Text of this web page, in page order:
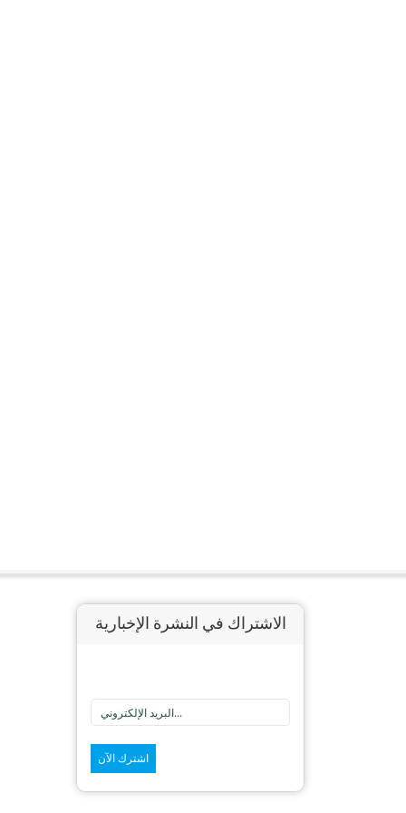
الاشتراك في النشرة الإخبارية